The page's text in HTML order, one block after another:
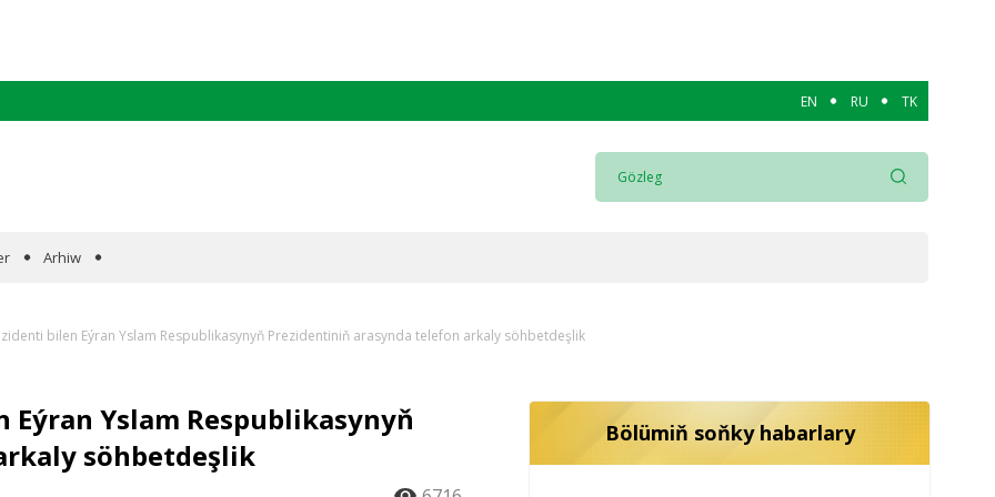
EN RU TK
Arhiw
bilen Eýran Yslam Respublikasynyň Prezidentiniň arasynda telefon arkaly söhbetdeşlik
Yslam Respublikasynyň
söhbetdeşlik
Bölümiň soňky habarlary